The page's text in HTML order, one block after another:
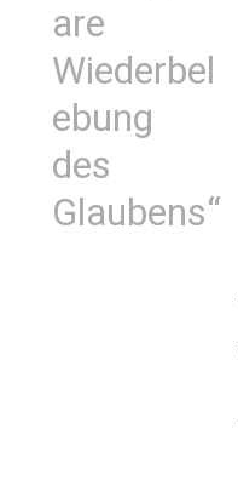
are
Wiederbel
ebung
des
Glaubens“